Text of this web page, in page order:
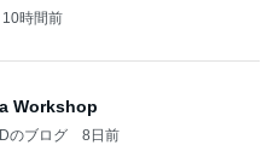
10時間前
Workshop
のブログ 8日前